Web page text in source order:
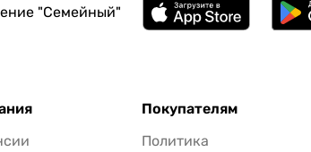
"Семейный"
Покупателям
Политика